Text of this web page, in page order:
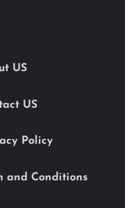
US
US
Policy
and Conditions